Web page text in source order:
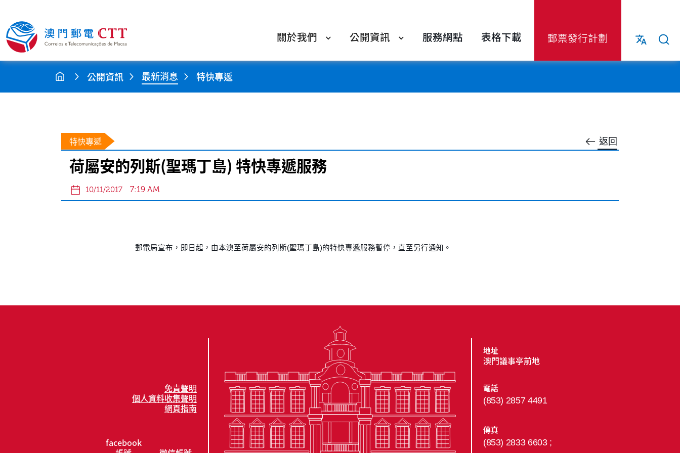
關於我們 公開資訊 服務網點 表格下載 郵票發行計劃
公開資訊 最新消息 特快專遞
返回
特快專遞
荷屬安的列斯(聖瑪丁島) 特快專遞服務
10/11/2017 7:19 AM
郵電局宣布，即日起，由本澳至荷屬安的列斯(聖瑪丁島)的特快專遞服務暫停，直至另行通知。
免責聲明
個人資料收集聲明
網頁指南
facebook
地址
澳門議事亭前地
電話
(853) 2857 4491
傳真
(853) 2833 6603 ;